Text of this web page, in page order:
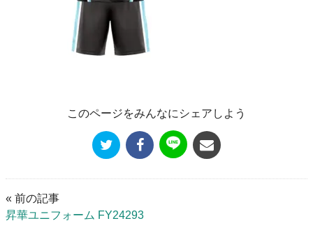
このページをみんなにシェアしよう
« 前の記事
昇華ユニフォーム FY24293